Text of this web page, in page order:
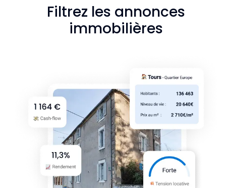
Filtrez les annonces
immobilières